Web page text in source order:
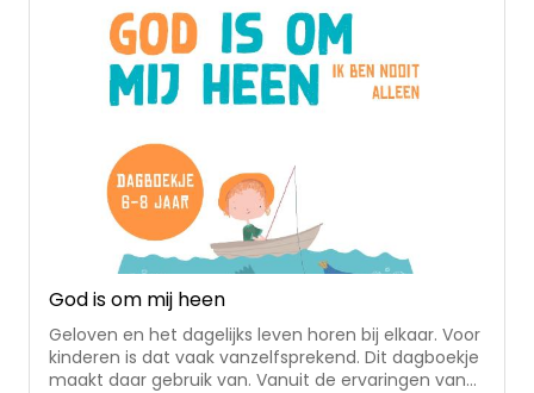
God is om mij heen
Geloven en het dagelijks leven horen bij elkaar. Voor
kinderen is dat vaak vanzelfsprekend. Dit dagboekje
maakt daar gebruik van. Vanuit de ervaringen van